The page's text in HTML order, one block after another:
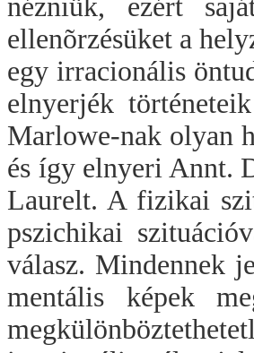
nézniük, ezért
ellenõrzésüket a
egy irracionális
elnyerjék
Marlowe-nak olyan
és így elnyeri Annt.
Laurelt. A fizikai
pszichikai
válasz. Mindennek
mentális képek